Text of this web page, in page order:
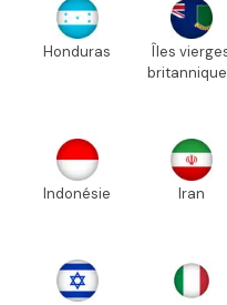
Honduras
Îles
Indonésie Iran